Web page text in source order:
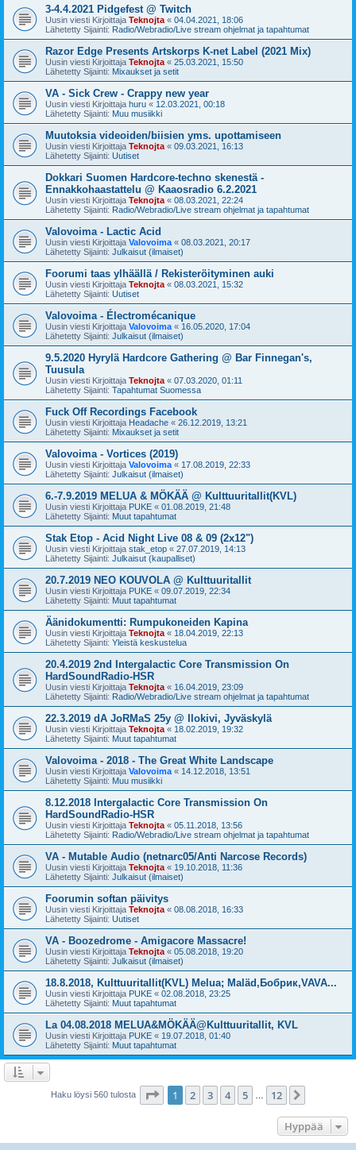
3-4.4.2021 Pidgefest @ Twitch
Uusin viesti Kirjoittaja Teknojta « 04.04.2021, 18:06
Lähetetty Sijainti: Radio/Webradio/Live stream ohjelmat ja tapahtumat
Razor Edge Presents Artskorps K-net Label (2021 Mix)
Uusin viesti Kirjoittaja Teknojta « 25.03.2021, 15:50
Lähetetty Sijainti: Mixaukset ja setit
VA - Sick Crew - Crappy new year
Uusin viesti Kirjoittaja huru « 12.03.2021, 00:18
Lähetetty Sijainti: Muu musiikki
Muutoksia videoiden/biisien yms. upottamiseen
Uusin viesti Kirjoittaja Teknojta « 09.03.2021, 16:13
Lähetetty Sijainti: Uutiset
Dokkari Suomen Hardcore-techno skenestä -
Ennakkohaastattelu @ Kaaosradio 6.2.2021
Uusin viesti Kirjoittaja Teknojta « 08.03.2021, 22:24
Lähetetty Sijainti: Radio/Webradio/Live stream ohjelmat ja tapahtumat
Valovoima - Lactic Acid
Uusin viesti Kirjoittaja Valovoima « 08.03.2021, 20:17
Lähetetty Sijainti: Julkaisut (ilmaiset)
Foorumi taas ylhäällä / Rekisteröityminen auki
Uusin viesti Kirjoittaja Teknojta « 08.03.2021, 15:32
Lähetetty Sijainti: Uutiset
Valovoima - Électromécanique
Uusin viesti Kirjoittaja Valovoima « 16.05.2020, 17:04
Lähetetty Sijainti: Julkaisut (ilmaiset)
9.5.2020 Hyrylä Hardcore Gathering @ Bar Finnegan's,
Tuusula
Uusin viesti Kirjoittaja Teknojta « 07.03.2020, 01:11
Lähetetty Sijainti: Tapahtumat Suomessa
Fuck Off Recordings Facebook
Uusin viesti Kirjoittaja Headache « 26.12.2019, 13:21
Lähetetty Sijainti: Mixaukset ja setit
Valovoima - Vortices (2019)
Uusin viesti Kirjoittaja Valovoima « 17.08.2019, 22:33
Lähetetty Sijainti: Julkaisut (ilmaiset)
6.-7.9.2019 MELUA & MÖKÄÄ @ Kulttuuritallit(KVL)
Uusin viesti Kirjoittaja PUKE « 01.08.2019, 21:48
Lähetetty Sijainti: Muut tapahtumat
Stak Etop - Acid Night Live 08 & 09 (2x12")
Uusin viesti Kirjoittaja stak_etop « 27.07.2019, 14:13
Lähetetty Sijainti: Julkaisut (kaupalliset)
20.7.2019 NEO KOUVOLA @ Kulttuuritallit
Uusin viesti Kirjoittaja PUKE « 09.07.2019, 22:34
Lähetetty Sijainti: Muut tapahtumat
Äänidokumentti: Rumpukoneiden Kapina
Uusin viesti Kirjoittaja Teknojta « 18.04.2019, 22:13
Lähetetty Sijainti: Yleistä keskustelua
20.4.2019 2nd Intergalactic Core Transmission On
HardSoundRadio-HSR
Uusin viesti Kirjoittaja Teknojta « 16.04.2019, 23:09
Lähetetty Sijainti: Radio/Webradio/Live stream ohjelmat ja tapahtumat
22.3.2019 dA JoRMaS 25y @ Ilokivi, Jyväskylä
Uusin viesti Kirjoittaja Teknojta « 18.02.2019, 19:32
Lähetetty Sijainti: Muut tapahtumat
Valovoima - 2018 - The Great White Landscape
Uusin viesti Kirjoittaja Valovoima « 14.12.2018, 13:51
Lähetetty Sijainti: Muu musiikki
8.12.2018 Intergalactic Core Transmission On
HardSoundRadio-HSR
Uusin viesti Kirjoittaja Teknojta « 05.11.2018, 13:56
Lähetetty Sijainti: Radio/Webradio/Live stream ohjelmat ja tapahtumat
VA - Mutable Audio (netnarc05/Anti Narcose Records)
Uusin viesti Kirjoittaja Teknojta « 19.10.2018, 11:36
Lähetetty Sijainti: Julkaisut (ilmaiset)
Foorumin softan päivitys
Uusin viesti Kirjoittaja Teknojta « 08.08.2018, 16:33
Lähetetty Sijainti: Uutiset
VA - Boozedrome - Amigacore Massacre!
Uusin viesti Kirjoittaja Teknojta « 05.08.2018, 19:20
Lähetetty Sijainti: Julkaisut (ilmaiset)
18.8.2018, Kulttuuritallit(KVL) Melua; Maläd,Бобрик,VAVA...
Uusin viesti Kirjoittaja PUKE « 02.08.2018, 23:25
Lähetetty Sijainti: Muut tapahtumat
La 04.08.2018 MELUA&MÖKÄÄ@Kulttuuritallit, KVL
Uusin viesti Kirjoittaja PUKE « 19.07.2018, 01:40
Lähetetty Sijainti: Muut tapahtumat
Haku löysi 560 tulosta Sivu /12
1 2 3 4 5 12
Hyppää